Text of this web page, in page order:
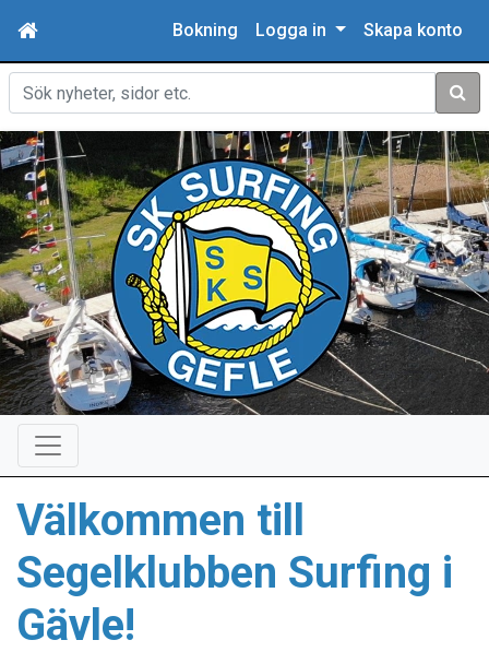
Bokning Logga in Skapa konto
Sök
Välkommen till
Segelklubben Surfing i
Gävle!